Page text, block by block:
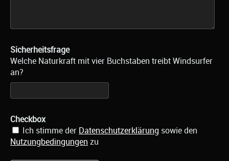
Sicherheitsfrage
Welche Naturkraft mit vier Buchstaben treibt Windsurfer
an?
Checkbox
Ich stimme der Datenschutzerklärung sowie den
Nutzungbedingungen zu